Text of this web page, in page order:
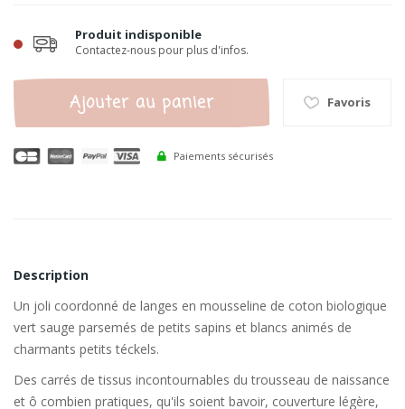
Produit indisponible
Contactez-nous pour plus d'infos.
Ajouter au panier Favoris
Paiements sécurisés
Description
Un joli coordonné de langes en mousseline de coton biologique
vert sauge parsemés de petits sapins et blancs animés de
charmants petits téckels.
Des carrés de tissus incontournables du trousseau de naissance
et ô combien pratiques, qu'ils soient bavoir, couverture légère,